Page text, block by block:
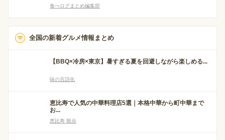
食べログまとめ編集部
全国の新着グルメ情報まとめ
【BBQ×冷房×東京】暑すぎる夏を回避しながら楽しめる...
味の言語化
恵比寿で人気の中華料理店5選｜本格中華から町中華まで
お...
恵比寿 散歩